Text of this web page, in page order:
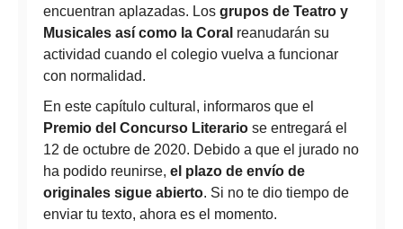
encuentran aplazadas. Los grupos de Teatro y
Musicales así como la Coral reanudarán su
actividad cuando el colegio vuelva a funcionar
con normalidad.
En este capítulo cultural, informaros que el
Premio del Concurso Literario se entregará el
12 de octubre de 2020. Debido a que el jurado no
ha podido reunirse, el plazo de envío de
originales sigue abierto. Si no te dio tiempo de
enviar tu texto, ahora es el momento.